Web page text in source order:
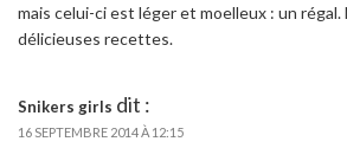
mais celui-ci est léger et moelleux : un
délicieuses recettes.
Snikers girls dit :
16 SEPTEMBRE 2014 À 12:15